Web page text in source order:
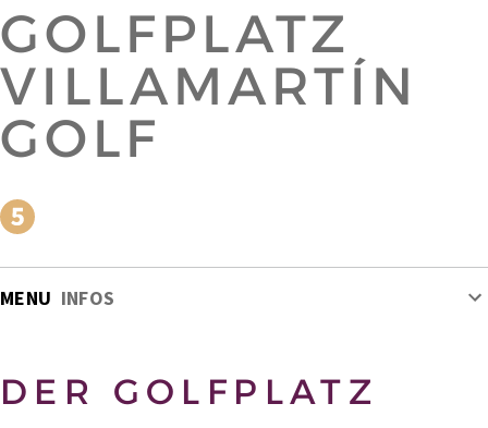
GOLFPLATZ
VILLAMARTÍN
GOLF
MENU INFOS
DER GOLFPLATZ